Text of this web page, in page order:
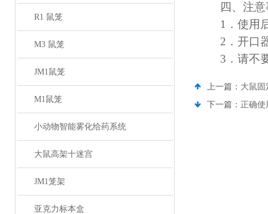
R1 鼠笼
M3 鼠笼
JM1鼠笼
M1鼠笼
小动物智能雾化给药系统
大鼠高架十迷宫
JM1笼架
亚克力标本盒
四、注
1 ．使用
2 ．开口
3 ．请不
上一篇： 大鼠固
下一篇： 正确使